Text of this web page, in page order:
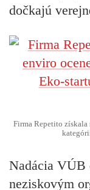
dočkajú
Firma Repetito
Nadácia VÚB
neziskovým